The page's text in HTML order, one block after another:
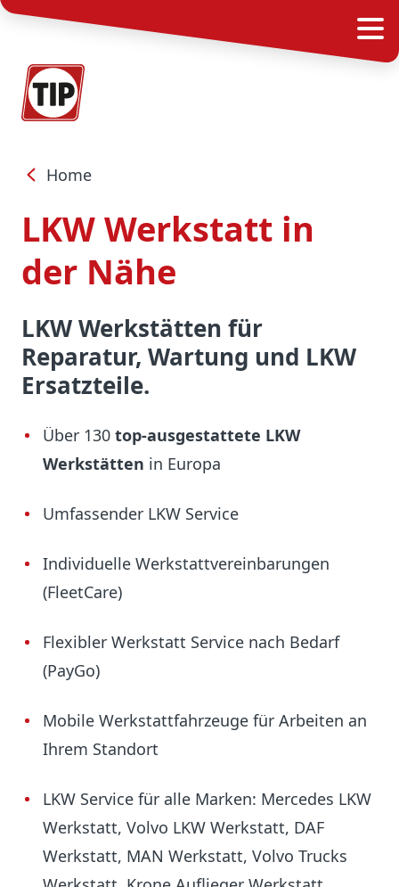
Home
LKW Werkstatt in
der Nähe
LKW Werkstätten für
Reparatur, Wartung und LKW
Ersatzteile.
Über 130 top-ausgestattete LKW
Werkstätten in Europa
Umfassender LKW Service
Individuelle Werkstattvereinbarungen
(FleetCare)
Flexibler Werkstatt Service nach Bedarf
(PayGo)
Mobile Werkstattfahrzeuge für Arbeiten an
Ihrem Standort
LKW Service für alle Marken: Mercedes LKW
Werkstatt, Volvo LKW Werkstatt, DAF
Werkstatt, MAN Werkstatt, Volvo Trucks